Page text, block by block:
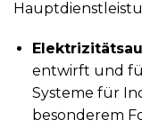
entwirft und
Systeme für
besonderem